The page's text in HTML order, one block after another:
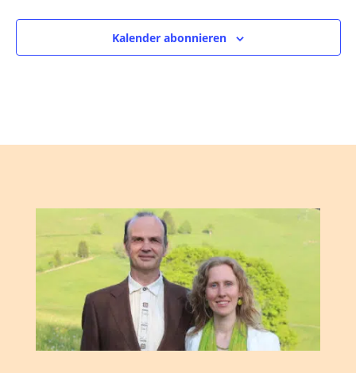
Kalender abonnieren